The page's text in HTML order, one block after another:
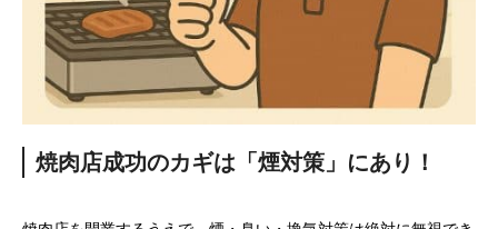
焼肉店成功のカギは「煙対策」にあり！